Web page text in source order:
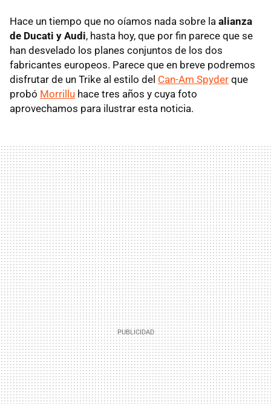
Hace un tiempo que no oíamos nada sobre la alianza
de Ducati y Audi, hasta hoy, que por fin parece que se
han desvelado los planes conjuntos de los dos
fabricantes europeos. Parece que en breve podremos
disfrutar de un Trike al estilo del Can-Am Spyder que
probó Morrillu hace tres años y cuya foto
aprovechamos para ilustrar esta noticia.